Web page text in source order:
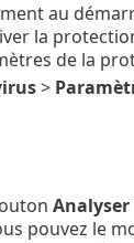
au
la
de la
>
pouvez le